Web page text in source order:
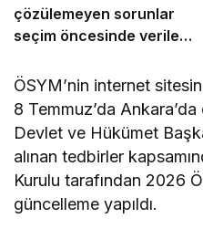
çözülemeyen sorunlar
seçim öncesinde verilen
ÖSYM’nin internet
8 Temmuz’da
Devlet ve Hükümet
alınan tedbirler
Kurulu tarafından 2026
güncelleme yapıldı.